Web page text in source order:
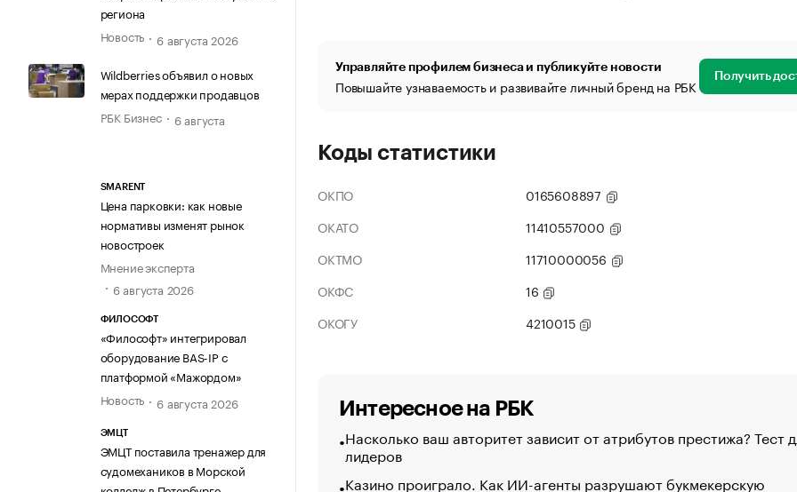
региона
Новость
6 августа 2026
Wildberries объявил о новых
мерах поддержки продавцов
РБК Бизнес
6 августа
SMARENT
Цена парковки: как новые
нормативы изменят рынок
новостроек
Мнение эксперта
6 августа 2026
ФИЛОСОФТ
«Философт» интегрировал
оборудование BAS-IP с
платформой «Мажордом»
Новость
6 августа 2026
ЭМЦТ
ЭМЦТ поставила тренажер для
судомехаников в Морской
Управляйте профилем бизнеса и публикуйте новости
Повышайте узнаваемость и развивайте личный бренд на РБК Получить
Коды статистики
ОКПО
0165608897
ОКАТО
11410557000
ОКТМО
11710000056
ОКФС
16
ОКОГУ
4210015
Интересное на РБК
Насколько ваш авторитет зависит от атрибутов престижа? Тест
лидеров
Казино проиграло. Как ИИ-агенты разрушают букмекерскую